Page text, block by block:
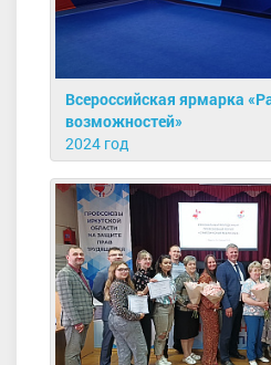
Всероссийская ярмарка
возможностей»
2024 год